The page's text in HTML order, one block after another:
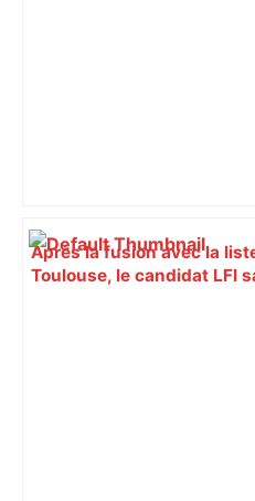
Après la fusion avec la
Toulouse, le candidat LFI